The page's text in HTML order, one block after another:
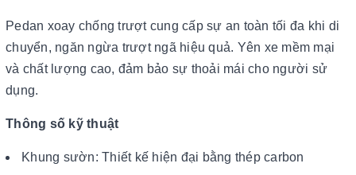
Pedan xoay chống trượt cung cấp sự an toàn tối đa khi di
chuyển, ngăn ngừa trượt ngã hiệu quả. Yên xe mềm mại
và chất lượng cao, đảm bảo sự thoải mái cho người sử
dụng.
Thông số kỹ thuật
Khung sườn: Thiết kế hiện đại bằng thép carbon